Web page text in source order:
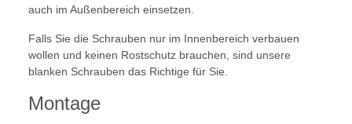
auch im Außenbereich einsetzen.
Falls Sie die Schrauben nur im Innenbereich verbauen
wollen und keinen Rostschutz brauchen, sind unsere
blanken Schrauben das Richtige für Sie.
Montage